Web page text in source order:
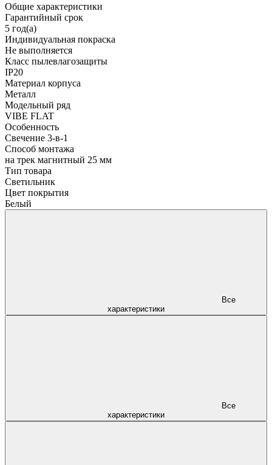
Общие характеристики
Гарантийный срок
5 год(а)
Индивидуальная покраска
Не выполняется
Класс пылевлагозащиты
IP20
Материал корпуса
Металл
Модельный ряд
VIBE FLAT
Особенность
Свечение 3-в-1
Способ монтажа
на трек магнитный 25 мм
Тип товара
Светильник
Цвет покрытия
Белый
характеристики
характеристики